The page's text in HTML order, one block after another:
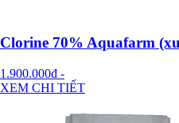
Clorine 70% Aquafarm
1.900.000đ -
XEM CHI TIẾT